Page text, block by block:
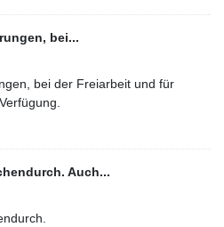
bei...
bei der Freiarbeit und für
Auch...